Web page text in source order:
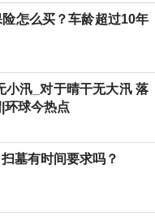
怎么买？车龄超过10年
小汛_对于晴干无大汛 落
环球今热点
墓有时间要求吗？